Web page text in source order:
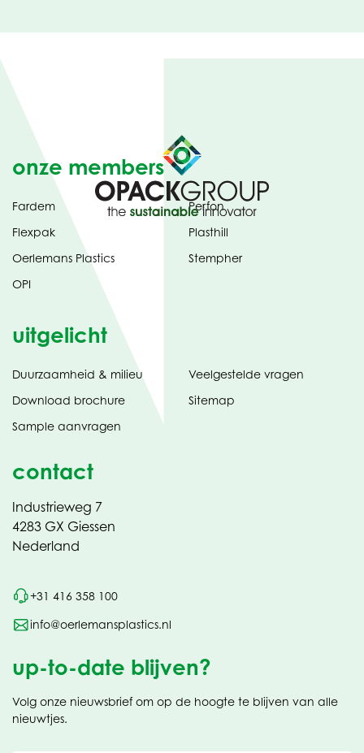
onze members
Fardem
Flexpak
Oerlemans Plastics
OPI
Perfon
Plasthill
Stempher
uitgelicht
Duurzaamheid & milieu
Download brochure(opent
tabblad)
Sample aanvragen
Veelgestelde vragen
Sitemap
contact
Industrieweg 7
4283 GX Giessen
Nederland
+31 416 358 100
info@oerlemansplastics.nl
up-to-date blijven?
Volg onze nieuwsbrief om op de hoogte te blijven van alle
nieuwtjes.